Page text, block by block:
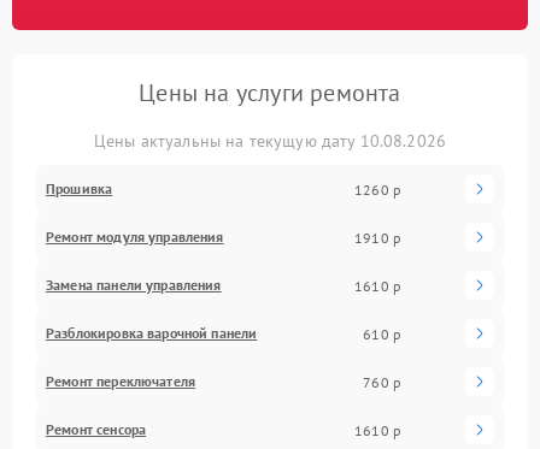
Цены на услуги ремонта
Цены актуальны на текущую дату 10.08.2026
Прошивка 1260 р
Ремонт модуля управления 1910 р
Замена панели управления 1610 р
Разблокировка варочной панели 610 р
Ремонт переключателя 760 р
Ремонт сенсора 1610 р